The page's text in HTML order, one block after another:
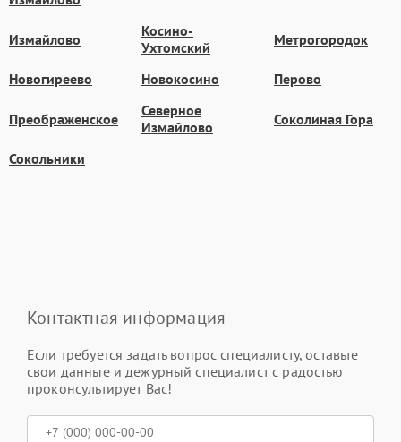
Измайлово
Косино-
Ухтомский
Метрогородок
Новогиреево Новокосино Перово
Преображенское
Северное
Измайлово
Соколиная Гора
Сокольники
Контактная информация
Если требуется задать вопрос специалисту, оставьте
свои данные и дежурный специалист с радостью
проконсультирует Вас!